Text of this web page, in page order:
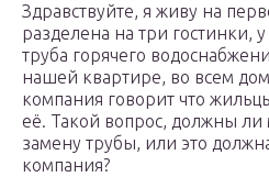
Здравствуйте, я живу на
разделена на три гостинки,
труба горячего
нашей квартире, во всем
компания говорит что
её. Такой вопрос, должны ли
замену трубы, или это
компания?